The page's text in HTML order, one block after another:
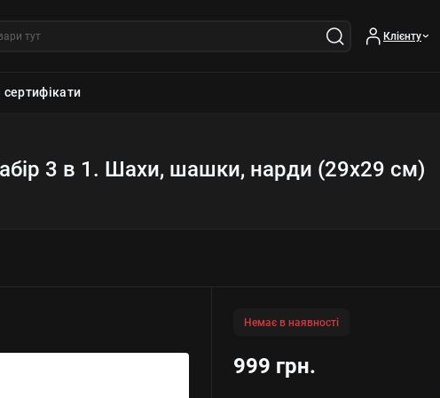
Клієнту
3 в 1. Шахи, шашки, нарди (29х29 см)
Немає в наявності
999 грн.